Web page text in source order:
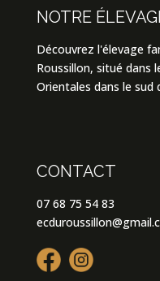
NOTRE
Découvrez l'élevage
Roussillon, situé dans
Orientales dans le sud
CONTACT
07 68 75 54 83